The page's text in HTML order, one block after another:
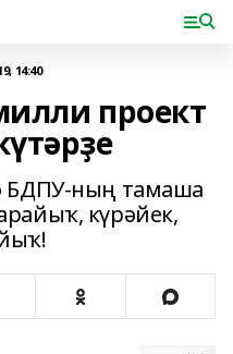
14:40
проект
БДПУ-ның тамаша
күрәйек,